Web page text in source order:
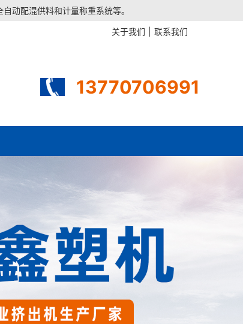
动配混供料和计量称重系统等。
关于我们 联系我们
13770706991